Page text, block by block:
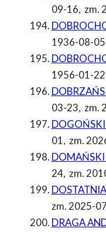
09-16, zm.
1936-08-05
1956-01-22
03-23, zm.
01, zm.
DOMAŃSKI
24, zm.
zm. 2025-
DRAGA